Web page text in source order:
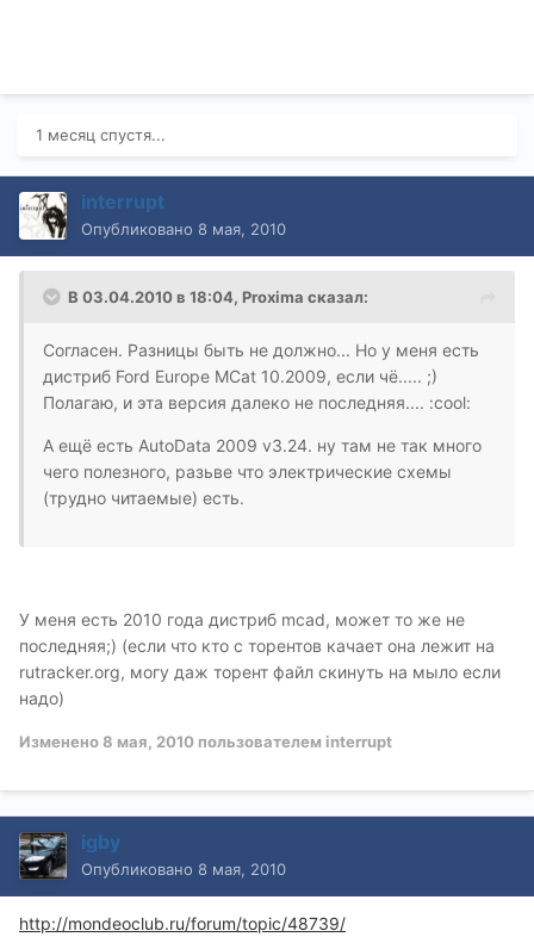
1 месяц спустя...
interrupt
Опубликовано 8 мая, 2010
В 03.04.2010 в 18:04, Proxima сказал:
Согласен. Разницы быть не должно... Но у меня есть
дистриб Ford Europe MCat 10.2009, если чё..... ;)
Полагаю, и эта версия далеко не последняя.... :cool:
А ещё есть AutoData 2009 v3.24. ну там не так много
чего полезного, разьве что электрические схемы
(трудно читаемые) есть.
У меня есть 2010 года дистриб mcad, может то же не
последняя;) (если что кто с торентов качает она лежит на
rutraсker.org, могу даж торент файл скинуть на мыло если
надо)
Изменено8 мая, 2010 пользователем interrupt
igby
Опубликовано 8 мая, 2010
http://mondeoclub.ru/forum/topic/48739/